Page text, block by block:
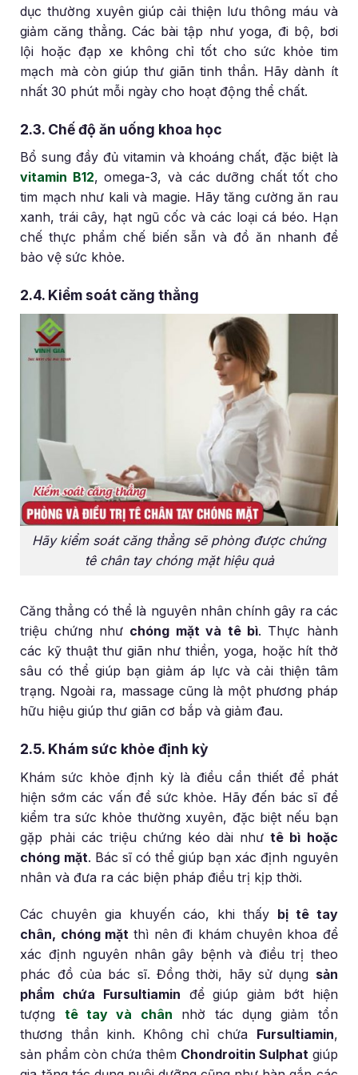
dục thường xuyên giúp cải thiện lưu thông máu và
giảm căng thẳng. Các bài tập như yoga, đi bộ, bơi
lội hoặc đạp xe không chỉ tốt cho sức khỏe tim
mạch mà còn giúp thư giãn tinh thần. Hãy dành ít
nhất 30 phút mỗi ngày cho hoạt động thể chất.
2.3. Chế độ ăn uống khoa học
Bổ sung đầy đủ vitamin và khoáng chất, đặc biệt là
vitamin B12, omega-3, và các dưỡng chất tốt cho
tim mạch như kali và magie. Hãy tăng cường ăn rau
xanh, trái cây, hạt ngũ cốc và các loại cá béo. Hạn
chế thực phẩm chế biến sẵn và đồ ăn nhanh để
bảo vệ sức khỏe.
2.4. Kiểm soát căng thẳng
Hãy kiểm soát căng thẳng sẽ phòng được chứng
tê chân tay chóng mặt hiệu quả
Căng thẳng có thể là nguyên nhân chính gây ra các
triệu chứng như chóng mặt và tê bì. Thực hành
các kỹ thuật thư giãn như thiền, yoga, hoặc hít thở
sâu có thể giúp bạn giảm áp lực và cải thiện tâm
trạng. Ngoài ra, massage cũng là một phương pháp
hữu hiệu giúp thư giãn cơ bắp và giảm đau.
2.5. Khám sức khỏe định kỳ
Khám sức khỏe định kỳ là điều cần thiết để phát
hiện sớm các vấn đề sức khỏe. Hãy đến bác sĩ để
kiểm tra sức khỏe thường xuyên, đặc biệt nếu bạn
gặp phải các triệu chứng kéo dài nhưtê bì hoặc
chóng mặt. Bác sĩ có thể giúp bạn xác định nguyên
nhân và đưa ra các biện pháp điều trị kịp thời.
Các chuyên gia khuyến cáo, khi thấy bị tê tay
chân, chóng mặt thì nên đi khám chuyên khoa để
xác định nguyên nhân gây bệnh và điều trị theo
phác đồ của bác sĩ. Đồng thời, hãy sử dụng sản
phẩm chứa Fursultiamin để giúp giảm bớt hiện
tượng tê tay và chân nhờ tác dụng giảm tổn
thương thần kinh. Không chỉ chứa Fursultiamin,
sản phẩm còn chứa thêm Chondroitin Sulphat giúp